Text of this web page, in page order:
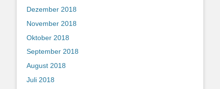
Dezember 2018
November 2018
Oktober 2018
September 2018
August 2018
Juli 2018